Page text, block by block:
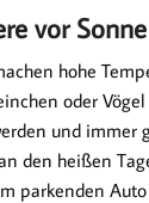
vor
hohe
oder
und immer
den heißen
parkenden Auto